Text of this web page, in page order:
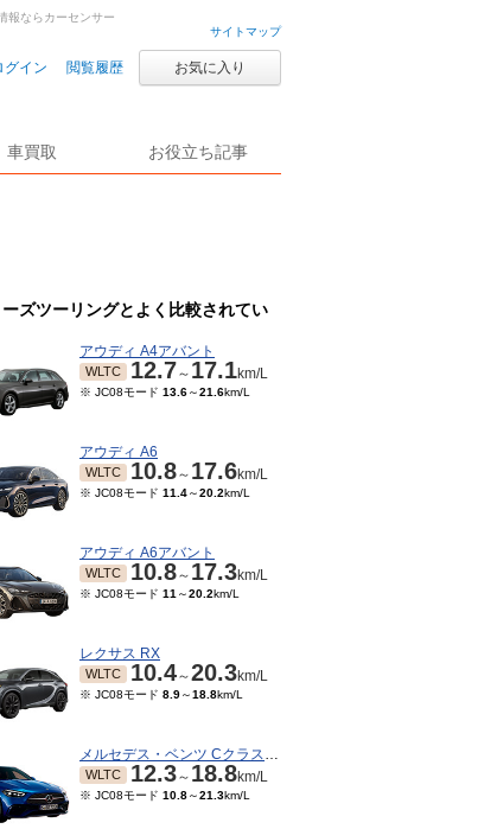
サイトマップ
グイン 閲覧履歴 お気に入り
車買取 お役立ち記事
報ならカーセンサー
ズツーリングとよく比較されてい
アウディ A4アバント
WLTC 12.7～ 17.1km/L
※ JC08モード 13.6～21.6km/L
アウディ A6
WLTC 10.8～ 17.6km/L
※ JC08モード 11.4～20.2km/L
アウディ A6アバント
WLTC 10.8～ 17.3km/L
※ JC08モード 11 ～20.2km/L
レクサス RX
WLTC 10.4～20.3km/L
※ JC08モード 8.9～18.8km/L
メルセデス・ベンツ Cクラスワゴン
WLTC 12.3～ 18.8km/L
※ JC08モード 10.8～21.3km/L